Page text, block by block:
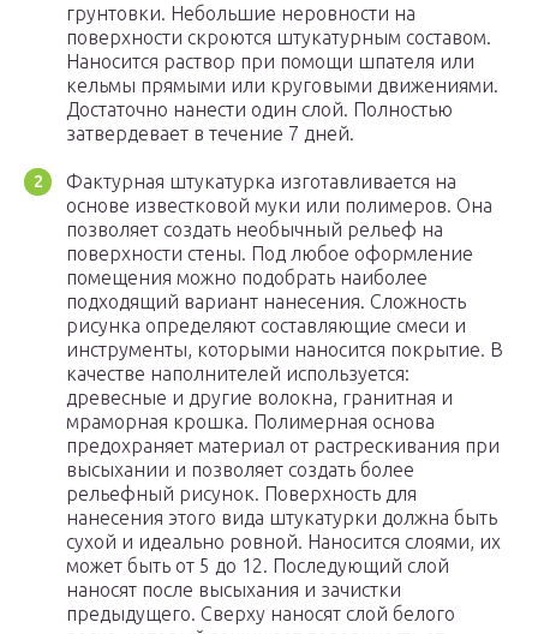
грунтовки. Небольшие неровности на
поверхности скроются штукатурным составом.
Наносится раствор при помощи шпателя или
кельмы прямыми или круговыми движениями.
Достаточно нанести один слой. Полностью
затвердевает в течение 7 дней.
Фактурная штукатурка изготавливается на
основе известковой муки или полимеров. Она
позволяет создать необычный рельеф на
поверхности стены. Под любое оформление
помещения можно подобрать наиболее
подходящий вариант нанесения. Сложность
рисунка определяют составляющие смеси и
инструменты, которыми наносится покрытие. В
качестве наполнителей используется:
древесные и другие волокна, гранитная и
мраморная крошка. Полимерная основа
предохраняет материал от растрескивания при
высыхании и позволяет создать более
рельефный рисунок. Поверхность для
нанесения этого вида штукатурки должна быть
сухой и идеально ровной. Наносится слоями, их
может быть от 5 до 12. Последующий слой
наносят после высыхания и зачистки
предыдущего. Сверху наносят слой белого